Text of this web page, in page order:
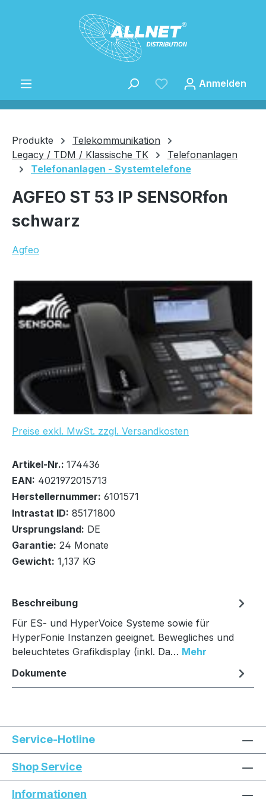
Zum Hauptinhalt springen
Anmelden
Produkte
Telekommunikation
Legacy / TDM / Klassische TK
Telefonanlagen
Telefonanlagen - Systemtelefone
AGFEO ST 53 IP SENSORfon
schwarz
Agfeo
Bildergalerie überspringen
Preise exkl. MwSt. zzgl. Versandkosten
Bestand:12x
Sofort verfügbar, Lieferzeit: 1-2 Tage
In den Warenkorb
Artikel-Nr.: 174436
EAN: 4021972015713
Herstellernummer: 6101571
Intrastat ID: 85171800
Ursprungsland: DE
Garantie: 24 Monate
Gewicht: 1,137 KG
Beschreibung
Für ES- und HyperVoice Systeme sowie für
HyperFonie Instanzen geeignet. Bewegliches und
beleuchtetes Grafikdisplay (inkl. Da… Mehr
Dokumente
Service-Hotline
Shop Service
Informationen